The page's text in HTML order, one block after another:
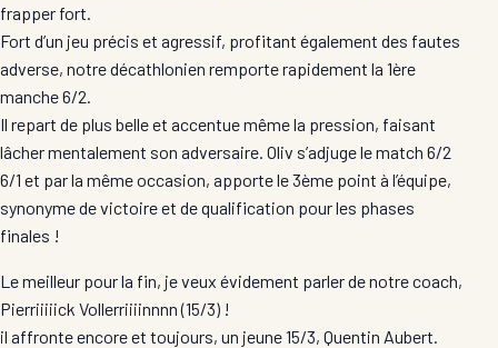
frapper fort.
Fort d’un jeu précis et agressif, profitant également des fautes
adverse, notre décathlonien remporte rapidement la 1ère
manche 6/2.
Il repart de plus belle et accentue même la pression, faisant
lâcher mentalement son adversaire. Oliv s’adjuge le match 6/2
6/1 et par la même occasion, apporte le 3ème point à l’équipe,
synonyme de victoire et de qualification pour les phases
finales !
Le meilleur pour la fin, je veux évidement parler de notre coach,
Pierriiiiick Vollerriiiinnnn (15/3) !
il affronte encore et toujours, un jeune 15/3, Quentin Aubert.